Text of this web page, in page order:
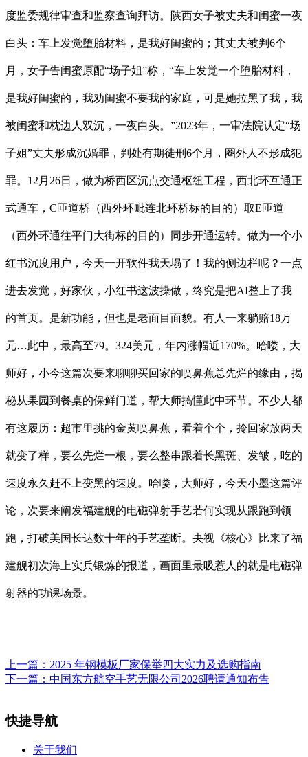
度监委规律审查和监察查询拜访。陕西女子被丈夫和闺蜜一夜
白头：车上发觉堕胎材料，是我好闺蜜的；其丈夫被判6个
月，女子告闺蜜原配“场子姐”称，“车上发觉一个堕胎材料，
是我好闺蜜的，我劝闺蜜不要我的家庭，可是她拉黑了我，我
被闺蜜和枕边人双沉，一夜白头。”2023年，一审法院认定“场
子姐”丈夫形成沉婚罪，判处有期徒刑6个月，圈外人不形成犯
罪。12月26日，做为桥西区沉点交通枢纽工程，西北环互通正
式通车，C匝道桥（西外环毗连北环桥标的目的）取E匝道
（西外环通往平门大街标的目的）同步开通运转。做为一个小
红书沉度用户，今天一开软件我天塌了！我的侧边栏呢？一点
进去发觉，好家伙，小红书这波操做，终究是把AI整上了我
的首页。是新功能，但也是老面目面貌。有人一来躺赔18万
元…此中，最高至79。324美元，年内涨幅近170%。哈喽，大
师好，小今这篇次要来聊聊买回家的喷鼻蕉总先烂的缘由，揭
秘从果园到餐桌的保鲜门道，帮大师搞懂此中环节。不少人都
有这履历：超市里挑的金黄喷鼻蕉，看着个个，拎回家放两天
就变了样，要么先烂一根，要么整串跟着长黑斑、发皱，吃的
速度永久赶不上变黑的速度。哈喽，大师好，今天小墨这篇评
论，次要来阐发福建舰的电磁弹射手艺若何实现从跟跑到领
跑，打破美国长达数十年的手艺垄断。央视《核心》比来了福
建舰初次海上实兵锻炼的报道，画面里最吸惹人的就是电磁弹
射器的功课场景。
上一篇： 2025 年钢模板厂家保举四大实力及选购指南
下一篇： 中国东方航空手艺无限公司2026聘请通知布告
快捷导航
关于我们